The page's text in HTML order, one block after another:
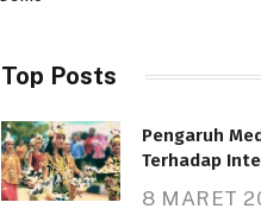
Top Posts
Pengaruh
Terhadap
8 MARET